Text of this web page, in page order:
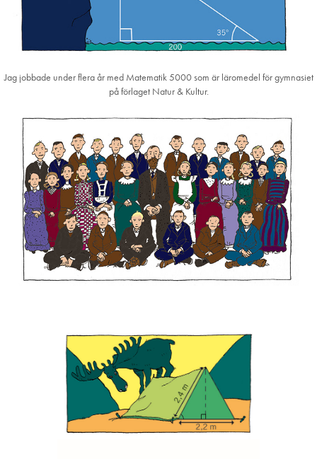
Jag jobbade under flera år med Matematik 5000 som är läromedel för gymnasiet
på förlaget Natur & Kultur.